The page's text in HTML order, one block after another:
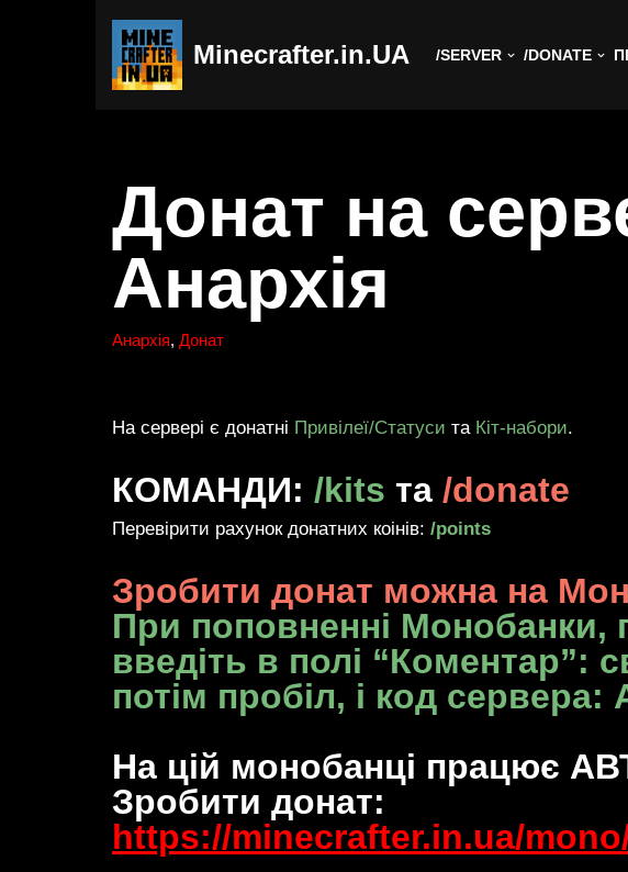
Minecrafter.in.UA /SERVER /DONATE
Донат на
Анархія
Анархія, Донат
На сервері є донатні Привілеї/Статуси та Кіт-набори.
КОМАНДИ: /kits та /donate
Перевірити рахунок донатних коінів: /points
Зробити донат можна на
При поповненні Монобанки,
введіть в полі “Коментар”:
потім пробіл, і код сервера:
На цій монобанці працює
Зробити донат:
https://minecrafter.in.ua/